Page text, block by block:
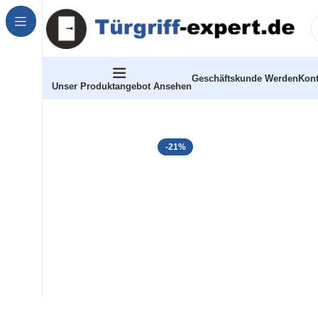
Unser Produktangebot Ansehen
Geschäftskunde Werden
-21%